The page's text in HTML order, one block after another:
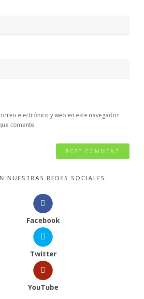
electrónico y web en este navegador
comente.
NUESTRAS REDES SOCIALES:
Facebook
Twitter
YouTube